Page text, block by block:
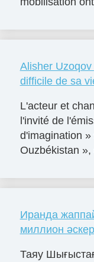
Alisher
difficile de sa
L'acteur et
l'invité de
d'imagination
Ouzbékistan »,
Иранда
миллион әскер
Таяу